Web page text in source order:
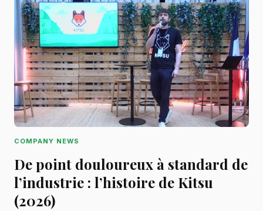
COMPANY NEWS
De point douloureux à standard de
l’industrie : l’histoire de Kitsu
(2026)